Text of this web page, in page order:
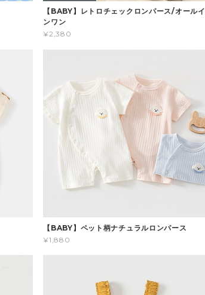
【BABY】レトロチェックロンパース/オールイ
ンワン
¥2,380
【BABY】ペット柄ナチュラルロンパース
¥1,880